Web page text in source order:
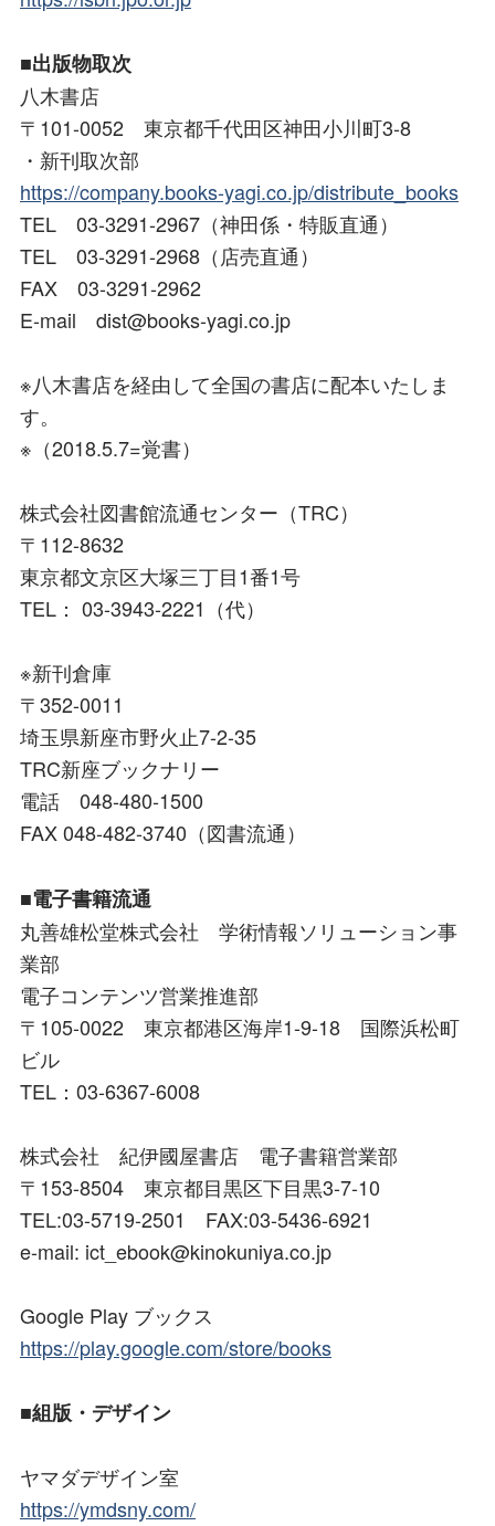
■出版物取次
八木書店
〒101-0052 東京都千代田区神田小川町3-8
・新刊取次部
https://company.books-yagi.co.jp/distribute_books
TEL 03-3291-2967（神田係・特販直通）
TEL 03-3291-2968（店売直通）
FAX 03-3291-2962
E-mail dist@books-yagi.co.jp
※八木書店を経由して全国の書店に配本いたしま
す。
※（2018.5.7=覚書）
株式会社図書館流通センター（TRC）
〒112-8632
東京都文京区大塚三丁目1番1号
TEL： 03-3943-2221（代）
※新刊倉庫
〒352-0011
埼玉県新座市野火止7-2-35
TRC新座ブックナリー
電話 048-480-1500
FAX 048-482-3740（図書流通）
■電子書籍流通
丸善雄松堂株式会社 学術情報ソリューション事
業部
電子コンテンツ営業推進部
〒105-0022 東京都港区海岸1-9-18 国際浜松町
ビル
TEL：03-6367-6008
株式会社 紀伊國屋書店 電子書籍営業部
〒153-8504 東京都目黒区下目黒3-7-10
TEL:03-5719-2501 FAX:03-5436-6921
e-mail: ict_ebook@kinokuniya.co.jp
Google Play ブックス
https://play.google.com/store/books
■組版・デザイン
ヤマダデザイン室
https://ymdsny.com/